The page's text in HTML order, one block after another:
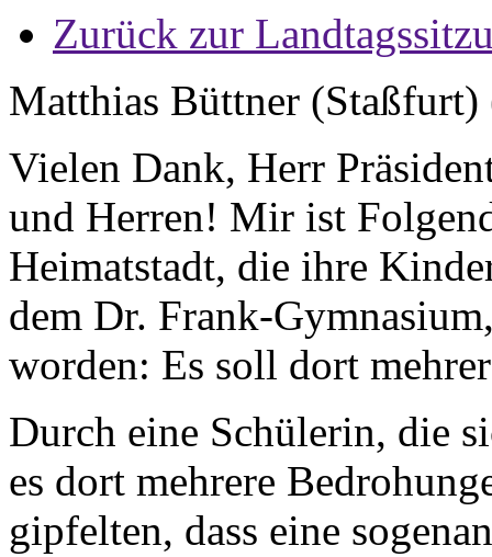
Zurück zur
Matthias Büttner
Vielen Dank, Herr
und Herren! Mir ist
Heimatstadt, die ihre
dem Dr. Frank-
worden: Es soll dort
Durch eine Schülerin, die
es dort mehrere
gipfelten, dass eine